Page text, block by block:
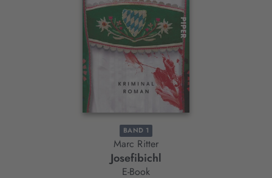
BAND 1
Marc Ritter
Josefibichl
E-Book